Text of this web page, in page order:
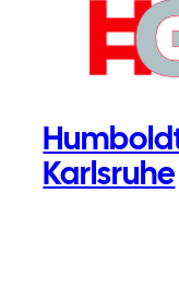
Karlsruhe